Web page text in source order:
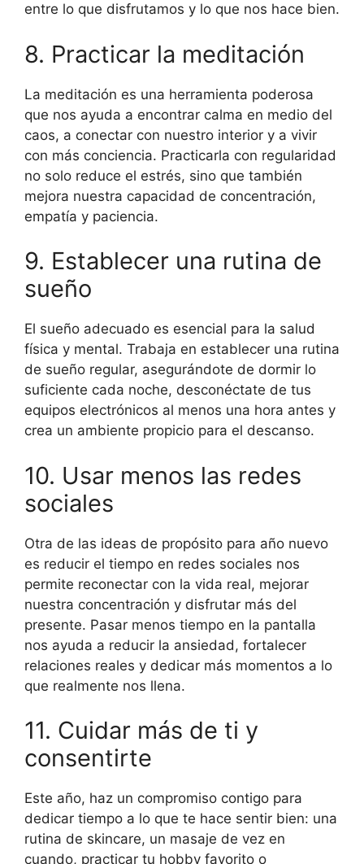
entre lo que disfrutamos y lo que nos hace bien.
8. Practicar la meditación
La meditación es una herramienta poderosa
que nos ayuda a encontrar calma en medio del
caos, a conectar con nuestro interior y a vivir
con más conciencia. Practicarla con regularidad
no solo reduce el estrés, sino que también
mejora nuestra capacidad de concentración,
empatía y paciencia.
9. Establecer una rutina de
sueño
El sueño adecuado es esencial para la salud
física y mental. Trabaja en establecer una rutina
de sueño regular, asegurándote de dormir lo
suficiente cada noche, desconéctate de tus
equipos electrónicos al menos una hora antes y
crea un ambiente propicio para el descanso.
10. Usar menos las redes
sociales
Otra de las ideas de propósito para año nuevo
es reducir el tiempo en redes sociales nos
permite reconectar con la vida real, mejorar
nuestra concentración y disfrutar más del
presente. Pasar menos tiempo en la pantalla
nos ayuda a reducir la ansiedad, fortalecer
relaciones reales y dedicar más momentos a lo
que realmente nos llena.
11. Cuidar más de ti y
consentirte
Este año, haz un compromiso contigo para
dedicar tiempo a lo que te hace sentir bien: una
rutina de skincare, un masaje de vez en
cuando, practicar tu hobby favorito o